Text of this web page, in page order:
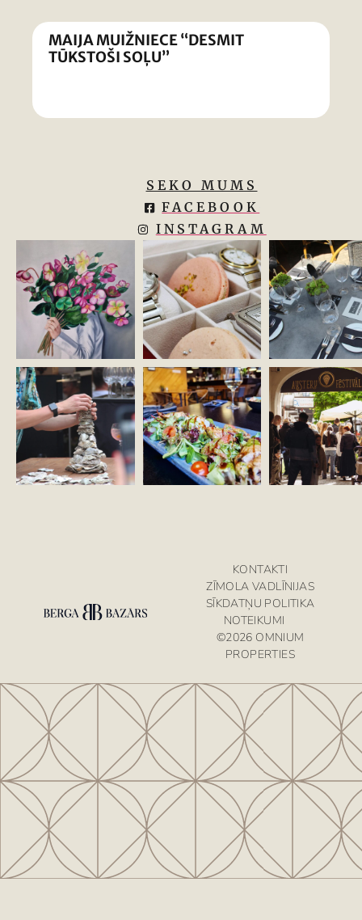
MAIJA MUIŽNIECE “DESMIT
TŪKSTOŠI SOĻU”
SEKO MUMS
FACEBOOK
INSTAGRAM
KONTAKTI
ZĪMOLA VADLĪNIJAS
SĪKDATŅU POLITIKA
NOTEIKUMI
©2026 OMNIUM
PROPERTIES